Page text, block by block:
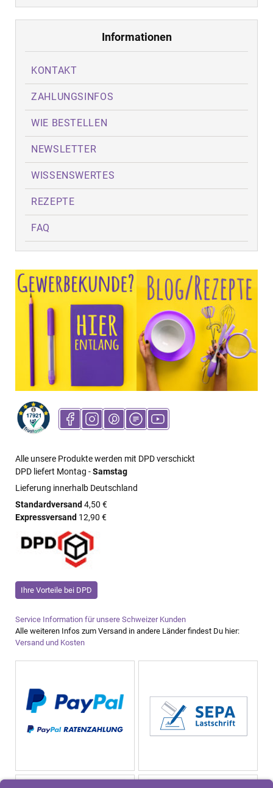
Informationen
KONTAKT
ZAHLUNGSINFOS
WIE BESTELLEN
NEWSLETTER
WISSENSWERTES
REZEPTE
FAQ
Alle unsere Produkte werden mit DPD verschickt
DPD liefert Montag -Samstag
Lieferung innerhalb Deutschland
Standardversand 4,50 €
Expressversand 12,90 €
Ihre Vorteile bei DPD
Service Information für unsere Schweizer Kunden
Alle weiteren Infos zum Versand in andere Länder findest Du hier:
Versand und Kosten